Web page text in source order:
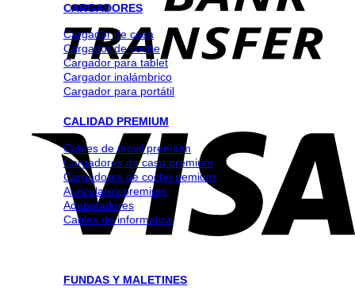
CARGADORES
Cargador de casa
Cargador de coche
Cargador para tablet
Cargador inalámbrico
Cargador para portátil
CALIDAD PREMIUM
Cables de movil premium
Cargadores de casa premium
Cargadores de coche pemium
Auriculares premium
Adapatadores
Cables de informatica
FUNDAS Y MALETINES